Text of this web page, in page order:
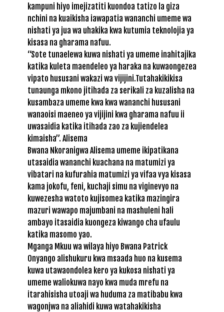
kampuni hiyo imejizatiti kuondoa tatizo la giza
nchini na kuaikisha iawapatia wananchi umeme wa
nishati ya jua wa uhakika kwa kutumia teknolojia ya
kisasa na gharama nafuu.
“Sote tunaelewa kuwa nishati ya umeme inahitajika
katika kuleta maendeleo ya haraka na kuwaongezea
vipato hususani wakazi wa vijijini.Tutahakikikisa
tunaunga mkono jitihada za serikali za kuzalisha na
kusambaza umeme kwa kwa wananchi hususani
wanaoisi maeneo ya vijijini kwa gharama nafuu ii
uwasaidia katika itihada zao za kujiendelea
kimaisha”. Alisema
Bwana Nkoranigwa Alisema umeme ikipatikana
utasaidia wananchi kuachana na matumizi ya
vibatari na kufurahia matumizi ya vifaa vya kisasa
kama jokofu, feni, kuchaji simu na viginevyo na
kuwezesha watoto kujisomea katika mazingira
mazuri wawapo majumbani na mashuleni hali
ambayo itasaidia kuongeza kiwango cha ufaulu
katika masomo yao.
Mganga Mkuu wa wilaya hiyo Bwana Patrick
Onyango alishukuru kwa msaada huo na kusema
kuwa utawaondolea kero ya kukosa nishati ya
umeme waliokuwa nayo kwa muda mrefu na
itarahisisha utoaji wa huduma za matibabu kwa
wagonjwa na aliahidi kuwa watahakikisha